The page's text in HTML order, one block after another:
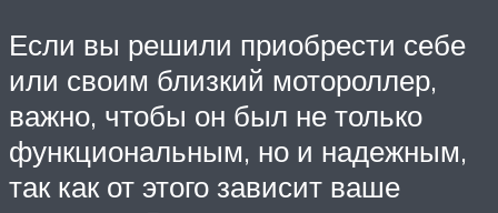
Если вы решили приобрести себе
или своим близкий мотороллер,
важно, чтобы он был не только
функциональным, но и надежным,
так как от этого зависит ваше